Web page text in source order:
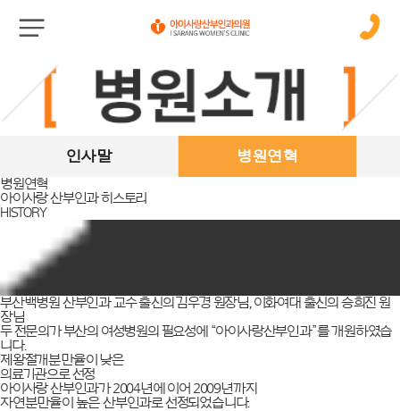
인사말 병원연혁
병원연혁
아이사랑 산부인과 히스토리
HISTORY
부산백병원 산부인과 교수 출신의 김우경 원장님, 이화여대 출신의 승희진 원
장님
두 전문의가 부산의 여성병원의 필요성에 “아이사랑산부인과”를 개원하였습
니다.
제왕절개분만율이 낮은
의료기관으로 선정
아이사랑 산부인과가 2004년에 이어 2009년까지
자연분만율이 높은 산부인과로 선정되었습니다.